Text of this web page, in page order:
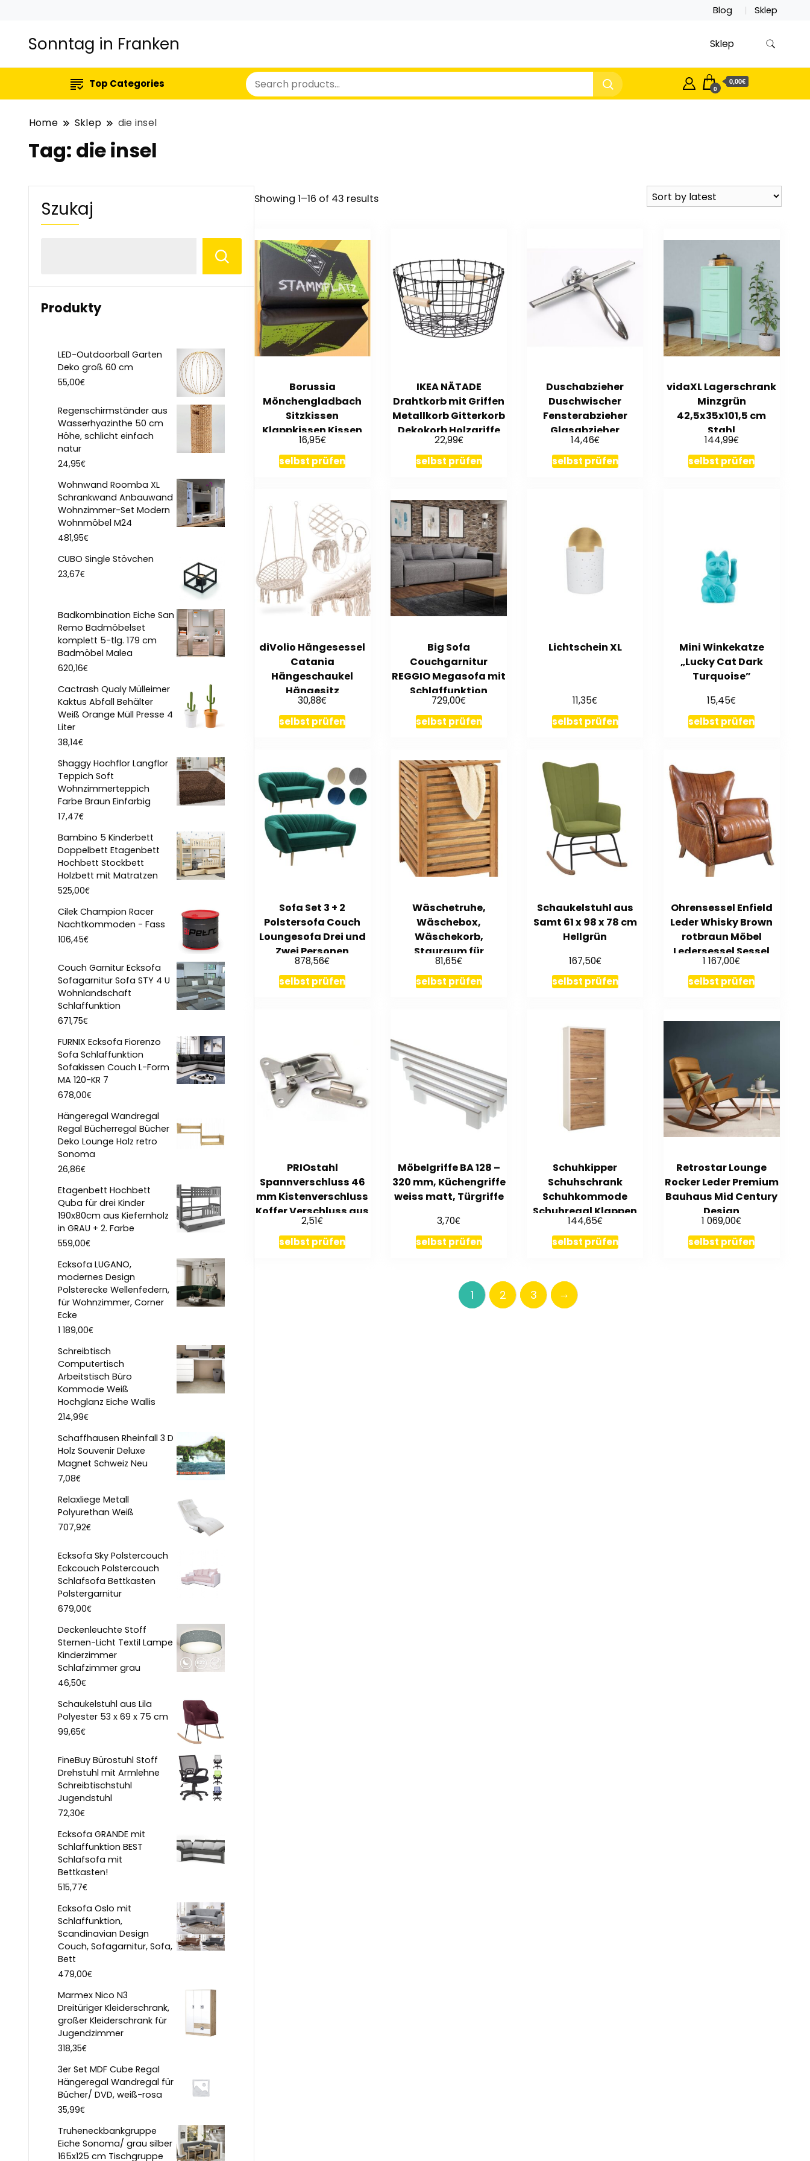
Blog Sklep
Sonntag in Franken Sklep
Top Categories 0
0,00€
Home Sklep die insel
Tag: die insel
Showing 1–16 of 43 results
Borussia
Mönchengladbach
Sitzkissen
Klappkissen Kissen
Gr. 36×26,5x4cm NEU
16,95€
selbst prüfen
IKEA NÄTADE
Drahtkorb mit Griffen
Metallkorb Gitterkorb
Dekokorb Holzgriffe
38×20 cm
22,99€
selbst prüfen
Duschabzieher
Duschwischer
Fensterabzieher
Glasabzieher
Glaswischer Bad
Edelstah
14,46€
selbst prüfen
vidaXL Lagerschrank
Minzgrün
42,5x35x101,5 cm
Stahl
144,99€
selbst prüfen
diVolio Hängesessel
Catania
Hängeschaukel
Hängesitz
Gartenschaukel
Schwebesessel
30,88€
selbst prüfen
Big Sofa
Couchgarnitur
REGGIO Megasofa mit
Schlaffunktion
Schwarz-Grau
729,00€
selbst prüfen
Lichtschein XL
11,35€
selbst prüfen
Mini Winkekatze
„Lucky Cat Dark
Turquoise”
15,45€
selbst prüfen
Sofa Set 3 + 2
Polstersofa Couch
Loungesofa Drei und
Zwei Personen
Moderne Sofa
878,56€
selbst prüfen
Wäschetruhe,
Wäschebox,
Wäschekorb,
Stauraum für
Handtücher NORWAY,
aus Walnussholz
81,65€
selbst prüfen
Schaukelstuhl aus
Samt 61 x 98 x 78 cm
Hellgrün
167,50€
selbst prüfen
Ohrensessel Enfield
Leder Whisky Brown
rotbraun Möbel
Ledersessel Sessel
1 167,00€
selbst prüfen
PRIOstahl
Spannverschluss 46
mm Kistenverschluss
Koffer Verschluss aus
Edelstahl V2A
2,51€
selbst prüfen
Möbelgriffe BA 128 –
320 mm, Küchengriffe
weiss matt, Türgriffe
3,70€
selbst prüfen
Schuhkipper
Schuhschrank
Schuhkommode
Schuhregal Klappen
FULDA Honigeiche Nb.
…
144,65€
selbst prüfen
Retrostar Lounge
Rocker Leder Premium
Bauhaus Mid Century
Design
1 069,00€
selbst prüfen
1 2 3 →
Szukaj
Produkty
LED-Outdoorball Garten
Deko groß 60 cm
55,00€
Regenschirmständer aus
Wasserhyazinthe 50 cm
Höhe, schlicht einfach
natur
24,95€
Wohnwand Roomba XL
Schrankwand Anbauwand
Wohnzimmer-Set Modern
Wohnmöbel M24
481,95€
CUBO Single Stövchen
23,67€
Badkombination Eiche San
Remo Badmöbelset
komplett 5-tlg. 179 cm
Badmöbel Malea
620,16€
Cactrash Qualy Mülleimer
Kaktus Abfall Behälter
Weiß Orange Müll Presse 4
Liter
38,14€
Shaggy Hochflor Langflor
Teppich Soft
Wohnzimmerteppich
Farbe Braun Einfarbig
17,47€
Bambino 5 Kinderbett
Doppelbett Etagenbett
Hochbett Stockbett
Holzbett mit Matratzen
525,00€
Cilek Champion Racer
Nachtkommoden - Fass
106,45€
Couch Garnitur Ecksofa
Sofagarnitur Sofa STY 4 U
Wohnlandschaft
Schlaffunktion
671,75€
FURNIX Ecksofa Fiorenzo
Sofa Schlaffunktion
Sofakissen Couch L-Form
MA 120-KR 7
678,00€
Hängeregal Wandregal
Regal Bücherregal Bücher
Deko Lounge Holz retro
Sonoma
26,86€
Etagenbett Hochbett
Quba für drei Kinder
190x80cm aus Kiefernholz
in GRAU + 2. Farbe
559,00€
Ecksofa LUGANO,
modernes Design
Polsterecke Wellenfedern,
für Wohnzimmer, Corner
Ecke
1 189,00€
Schreibtisch
Computertisch
Arbeitstisch Büro
Kommode Weiß
Hochglanz Eiche Wallis
214,99€
Schaffhausen Rheinfall 3 D
Holz Souvenir Deluxe
Magnet Schweiz Neu
7,08€
Relaxliege Metall
Polyurethan Weiß
707,92€
Ecksofa Sky Polstercouch
Eckcouch Polstercouch
Schlafsofa Bettkasten
Polstergarnitur
679,00€
Deckenleuchte Stoff
Sternen-Licht Textil Lampe
Kinderzimmer
Schlafzimmer grau
46,50€
Schaukelstuhl aus Lila
Polyester 53 x 69 x 75 cm
99,65€
FineBuy Bürostuhl Stoff
Drehstuhl mit Armlehne
Schreibtischstuhl
Jugendstuhl
72,30€
Ecksofa GRANDE mit
Schlaffunktion BEST
Schlafsofa mit
Bettkasten!
515,77€
Ecksofa Oslo mit
Schlaffunktion,
Scandinavian Design
Couch, Sofagarnitur, Sofa,
Bett
479,00€
Marmex Nico N3
Dreitüriger Kleiderschrank,
großer Kleiderschrank für
Jugendzimmer
318,35€
3er Set MDF Cube Regal
Hängeregal Wandregal für
Bücher/ DVD, weiß-rosa
35,99€
Truheneckbankgruppe
Eiche Sonoma/ grau silber
165x125 cm Tischgruppe